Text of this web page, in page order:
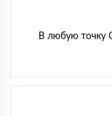
В любую точку